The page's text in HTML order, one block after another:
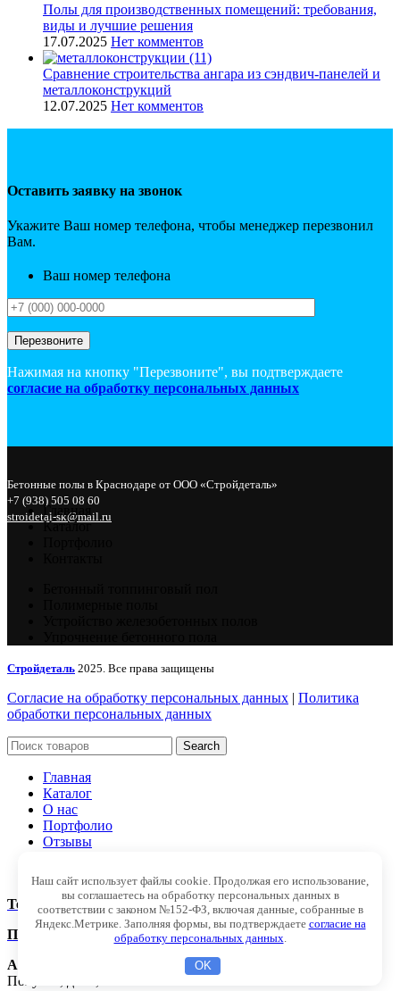
Полы для производственных помещений: требования,
виды и лучшие решения
17.07.2025 Нет комментов
Сравнение строительства ангара из сэндвич-панелей и
металлоконструкций
12.07.2025 Нет комментов
Оставить заявку на звонок
Укажите Ваш номер телефона, чтобы менеджер перезвонил
Вам.
Ваш номер телефона
Нажимая на кнопку "Перезвоните", вы подтверждаете
согласие на обработку персональных данных
Бетонные полы в Краснодаре от ООО «Стройдеталь»
+7 (938) 505 08 60
stroidetal-sk@mail.ru
Главная
Каталог
Стройдеталь 2025. Все права защищены
Согласие на обработку персональных данных | Политика
обработки персональных данных
Search
Главная
Каталог
О нас
Портфолио
Отзывы
Контакты
Телефон:+79385050860
Почта: stroidetal-sk@mail.ru
Адрес:
Краснодарский край, г. Краснодар, ул. им. Яна
Полуяна, д. 36, кв. 5
Наш сайт использует файлы cookie. Продолжая его использование,
вы соглашаетесь на обработку персональных данных в
соответствии с законом №152-ФЗ, включая данные, собранные в
Яндекс.Метрике. Заполняя формы, вы подтверждаете согласие на
обработку персональных данных
OK